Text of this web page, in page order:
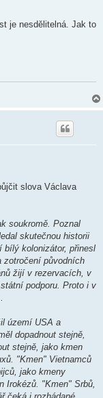
je nesdělitelná. Jak to
slova Václava
soukromě. Poznal
skutečnou historii
bílý kolonizátor, přinesl
zotročení původních
žijí v rezervacích, v
podporu. Proto i v
území USA a
dopadnout stejně,
stejně, jako kmen
"Kmen" Vietnamců
jako kmeny
Irokézů. "Kmen" Srbů,